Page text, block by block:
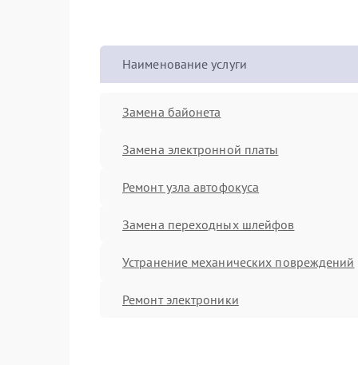
Наименование услуги
Замена байонета
Замена электронной платы
Ремонт узла автофокуса
Замена переходных шлейфов
Устранение механических повреждений
Ремонт электроники